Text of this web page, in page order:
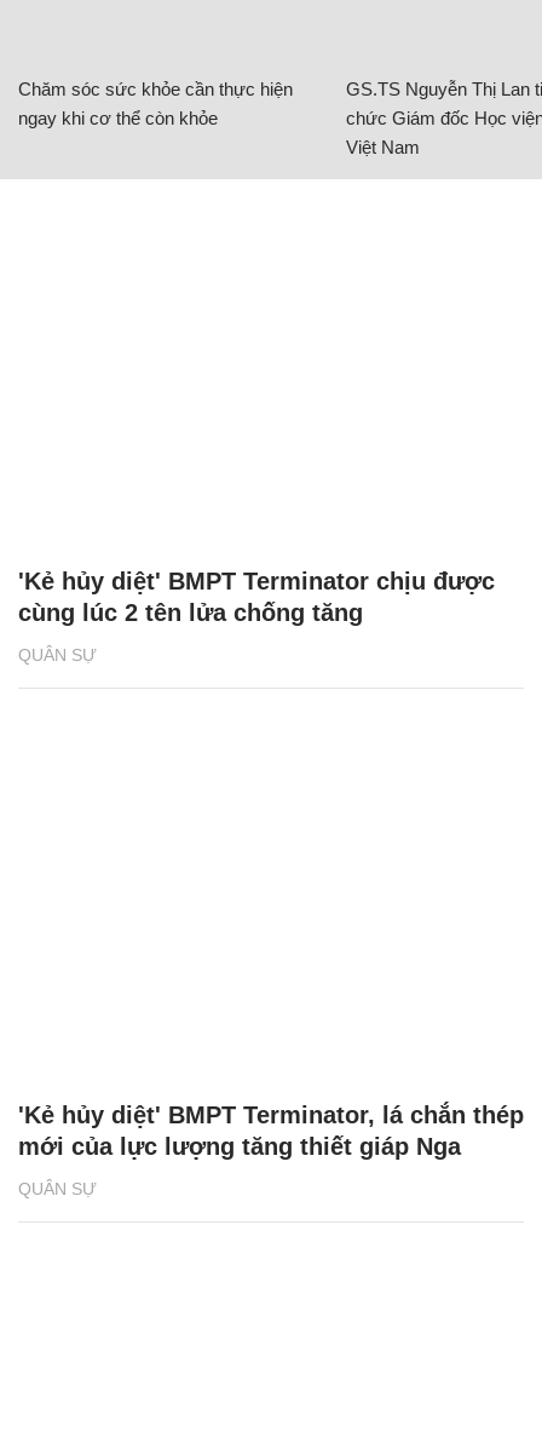
Chăm sóc sức khỏe cần thực hiện
ngay khi cơ thể còn khỏe
GS.TS Nguyễn Thị Lan
chức Giám đốc Học
Việt Nam
QUÂN SỰ
'Kẻ hủy diệt' BMPT Terminator chịu được
cùng lúc 2 tên lửa chống tăng
QUÂN SỰ
'Kẻ hủy diệt' BMPT Terminator, lá chắn thép
mới của lực lượng tăng thiết giáp Nga